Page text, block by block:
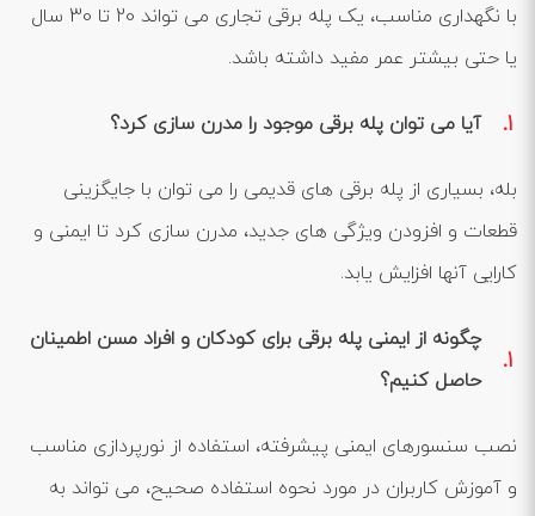
با نگهداری مناسب، یک پله برقی تجاری می ‌تواند 20 تا 30 سال
یا حتی بیشتر عمر مفید داشته باشد.
آیا می ‌توان پله برقی موجود را مدرن ‌سازی کرد؟
بله، بسیاری از پله برقی ‌های قدیمی را می ‌توان با جایگزینی
قطعات و افزودن ویژگی‌ های جدید، مدرن‌ سازی کرد تا ایمنی و
کارایی آنها افزایش یابد.
چگونه از ایمنی پله برقی برای کودکان و افراد مسن اطمینان
حاصل کنیم؟
نصب سنسورهای ایمنی پیشرفته، استفاده از نورپردازی مناسب
و آموزش کاربران در مورد نحوه استفاده صحیح، می ‌تواند به